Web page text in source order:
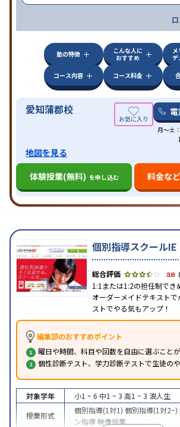
塾の特徴
こんな人に
おすすめ
メ
デ
コース内容
コース料金
愛知蒲郡校
月〜土
地図を見る
体験授業(無料) を申し込む 料金な
個別指導スクールIE
3.8（
1:1または1:2の担任制でき
オーダーメイドテキスト
ストでやる気もアップ！
編集部のおすすめポイント
曜日や時間、科目や回数を自由に選ぶこと
個性診断テスト、学力診断テストで生徒の
対象学年 小1 ~ 6 中1 ~ 3 高1 ~ 3 浪人生
授業形式
個別指導(1対1) 個別指導(1対2~)
ン指導 映像授業